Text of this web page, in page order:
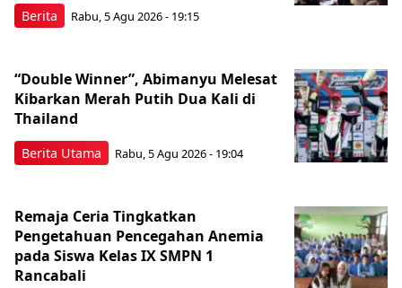
Berita Rabu, 5 Agu 2026 - 19:15
Berita Utama
“Double Winner”, Abimanyu Melesat
Kibarkan Merah Putih Dua Kali di
Thailand
Rabu, 5 Agu 2026 - 19:04
Remaja Ceria Tingkatkan
Pengetahuan Pencegahan Anemia
pada Siswa Kelas IX SMPN 1
Rancabali